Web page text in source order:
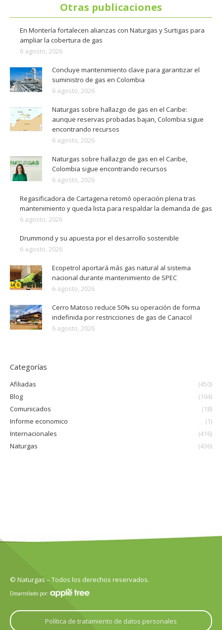
Otras publicaciones
En Montería fortalecen alianzas con Naturgas y Surtigas para
ampliar la cobertura de gas
6 agosto, 2026
Concluye mantenimiento clave para garantizar el
suministro de gas en Colombia
6 agosto, 2026
Naturgas sobre hallazgo de gas en el Caribe:
aunque reservas probadas bajan, Colombia sigue
encontrando recursos
6 agosto, 2026
Naturgas sobre hallazgo de gas en el Caribe,
Colombia sigue encontrando recursos
6 agosto, 2026
Regasificadora de Cartagena retomó operación plena tras
mantenimiento y queda lista para respaldar la demanda de gas
6 agosto, 2026
Drummond y su apuesta por el desarrollo sostenible
6 agosto, 2026
Ecopetrol aportará más gas natural al sistema
nacional durante mantenimiento de SPEC
6 agosto, 2026
Cerro Matoso reduce 50% su operación de forma
indefinida por restricciones de gas de Canacol
6 agosto, 2026
Categorías
Afiliadas
(450)
Blog
(104)
Comunicados
(18)
Informe economico
(1)
Internacionales
(416)
Naturgas
(436)
© Naturgas – Todos los derechos reservados.
Desarrollado por:
Política de tratamiento de datos personales